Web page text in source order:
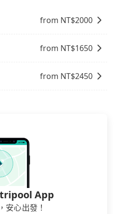
from NT$2000
from NT$1650
from NT$2450
tripool App
安心出發！